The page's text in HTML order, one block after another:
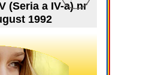
(Seria a IV-a) nr
1992